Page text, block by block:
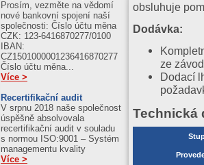
obsluhuje
Dodávka:
ze
Dodací
Technická
Cu = 1245.59
Prosím, vezměte na vědomí
nové bankovní spojení naší
společnosti: Číslo účtu měna
CZK: 123-6416870277/0100
IBAN:
CZ1501000001236416870277
Číslo účtu měna...
Více >
Recertifikační audit
V srpnu 2018 naše společnost
úspěšně absolvovala
recertifikační audit v souladu
s normou ISO:9001 – Systém
managementu kvality
Více >